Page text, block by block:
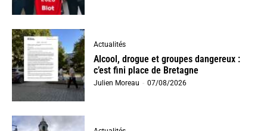
Actualités
Alcool, drogue et groupes dangereux :
c’est fini place de Bretagne
Julien Moreau - 07/08/2026